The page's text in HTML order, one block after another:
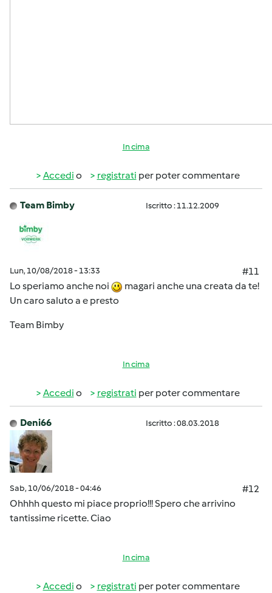
In cima
Accedi o registrati per poter commentare
Team Bimby Iscritto : 11.12.2009
Lun, 10/08/2018 - 13:33
#11
Lo speriamo anche noi
magari anche una creata da te!
Un caro saluto a e presto
Team Bimby
In cima
Accedi o registrati per poter commentare
Deni66 Iscritto : 08.03.2018
Sab, 10/06/2018 - 04:46
#12
Ohhhh questo mi piace proprio!!! Spero che arrivino
tantissime ricette. Ciao
In cima
Accedi o registrati per poter commentare